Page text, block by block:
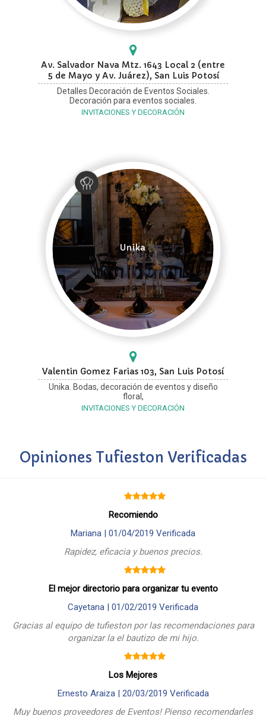
Av. Salvador Nava Mtz. 1643 Local 2 (entre
5 de Mayo y Av. Juárez), San Luis Potosí
Detalles Decoración de Eventos Sociales.
Decoración para eventos sociales.
INVITACIONES Y DECORACIÓN
Unika
Valentin Gomez Farias 103, San Luis Potosí
Unika. Bodas, decoración de eventos y diseño
floral,
INVITACIONES Y DECORACIÓN
Opiniones Tufieston Verificadas
Recomiendo
Mariana | 01/04/2019 Verificada
Rapidez, eficacia y buenos precios.
El mejor directorio para organizar tu evento
Cayetana | 01/02/2019 Verificada
Gracias al equipo de tufieston por las recomendaciones para
organizar la el bautizo de mi hijo.
Los Mejores
Ernesto Araiza | 20/03/2019 Verificada
Muy buenos proveedores de Eventos! Pienso recomendarles